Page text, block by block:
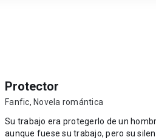
Protector
Fanfic, Novela romántica
Su trabajo era protegerlo de un
aunque fuese su trabajo, pero su